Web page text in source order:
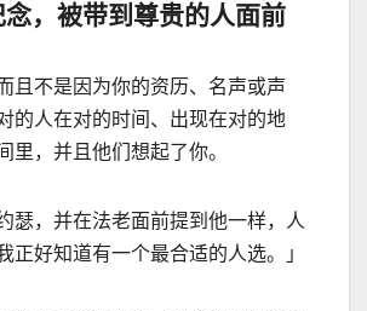
，被带到尊贵的人面前
且不是因为你的资历、名声或声
的人在对的时间、出现在对的地
里，并且他们想起了你。
瑟，并在法老面前提到他一样，人
正好知道有一个最合适的人选。」